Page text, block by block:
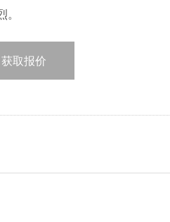
获取报价